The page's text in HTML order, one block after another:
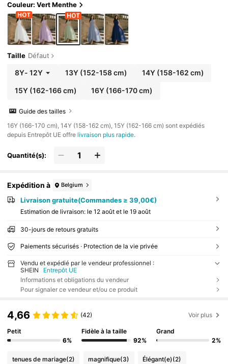
Couleur: Vert Menthe
Taille Défaut
8Y- 12Y 13Y (152-158 cm) 14Y (158-162 cm)
15Y(162-166 cm) 16Y (166-170 cm)
Guide des tailles
​16Y (166-170 cm), 14Y (158-162 cm), 15Y (162-166 cm) sont expédiés
depuis Entrepôt UE offre livraison plus rapide.
Quantité(s):
Expédition à Belgium
Livraison gratuite(Commandes ≥ 39,00€)
Estimation de livraison: le 12 août et le 19 août
30-jours de retours gratuits
Paiements sécurisés · Protection de la vie privée
Vendu et expédié par le vendeur professionnel :
SHEIN
Entrepôt UE
Informations et obligations du vendeur
Pour signaler ce vendeur et/ou ce produit
4,66 (42) Voir plus
Petit
6%
Fidèle à la taille
92%
Grand
2%
tenues de mariage(2) magnifique(3) Élégant(e)(2)